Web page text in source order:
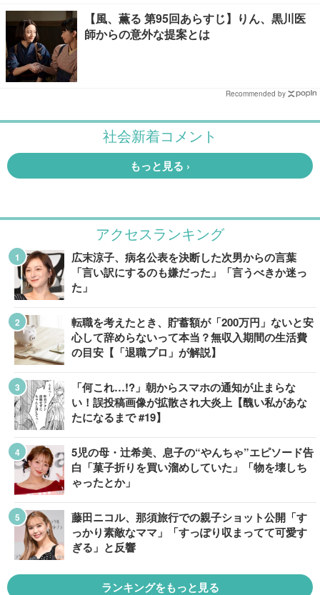
【風、薫る 第95回あらすじ】りん、黒川医
師からの意外な提案とは
Recommended by
アクセスランキング
広末涼子、病名公表を決断した次男からの言葉
「言い訳にするのも嫌だった」「言うべきか迷っ
た」
転職を考えたとき、貯蓄額が「200万円」ないと安
心して辞めらないって本当？無収入期間の生活費
の目安【「退職プロ」が解説】
「何これ…!?」朝からスマホの通知が止まらな
い！誤投稿画像が拡散され大炎上【醜い私があな
たになるまで #19】
5児の母・辻希美、息子の“やんちゃ”エピソード告
白「菓子折りを買い溜めしていた」「物を壊しち
ゃったとか」
藤田ニコル、那須旅行での親子ショット公開「す
っかり素敵なママ」「すっぽり収まってて可愛す
ぎる」と反響
ランキングをもっと見る